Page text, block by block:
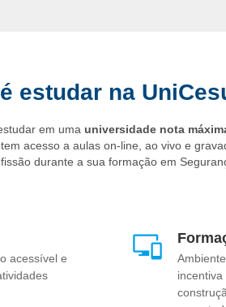
estudar na
em uma universidade nota
acesso a aulas on-line, ao vivo e
durante a sua formação em
acessível e